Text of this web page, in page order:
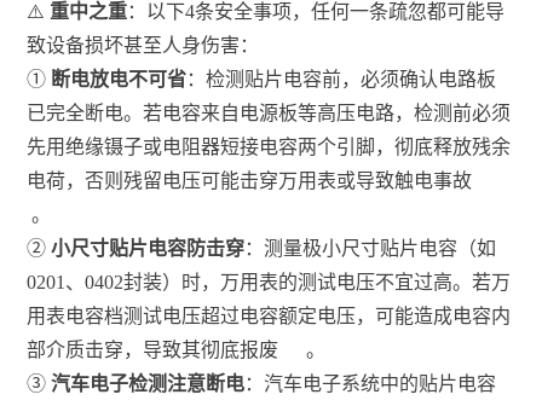
⚠️ 重中之重：以下4条安全事项，任何一条疏忽都可能导
致设备损坏甚至人身伤害：
① 断电放电不可省：检测贴片电容前，必须确认电路板
已完全断电。若电容来自电源板等高压电路，检测前必须
先用绝缘镊子或电阻器短接电容两个引脚，彻底释放残余
电荷，否则残留电压可能击穿万用表或导致触电事故
。
②小尺寸贴片电容防击穿：测量极小尺寸贴片电容（如
0201、0402封装）时，万用表的测试电压不宜过高。若万
用表电容档测试电压超过电容额定电压，可能造成电容内
部介质击穿，导致其彻底报废
。
③汽车电子检测注意断电：汽车电子系统中的贴片电容